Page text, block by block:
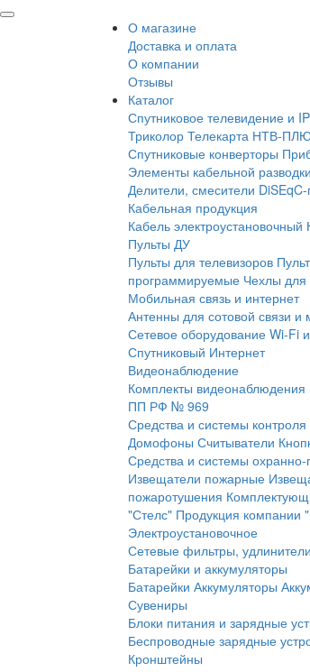
О магазине
Доставка и оплата
О компании
Отзывы
Каталог
Спутниковое телевидение и
Триколор Телекарта НТВ-
Спутниковые конверторы
Элементы кабельной
Делители, смесители
Кабельная продукция
Кабель электроустановочный
Пульты ДУ
Пульты для телевизоров
программируемые Чехлы для
Мобильная связь и интернет
Антенны для сотовой связи и
Сетевое оборудование Wi-Fi
Спутниковый Интернет
Видеонаблюдение
Комплекты видеонаблюдения
ПП РФ № 969
Средства и системы
Домофоны Считыватели
Средства и системы
Извещатели пожарные
пожаротушения
"Стелс" Продукция компании
Электроустановочное
Сетевые фильтры,
Батарейки и аккумуляторы
Батарейки Аккумуляторы
Сувениры
Блоки питания и зарядные
Беспроводные зарядные
Кронштейны